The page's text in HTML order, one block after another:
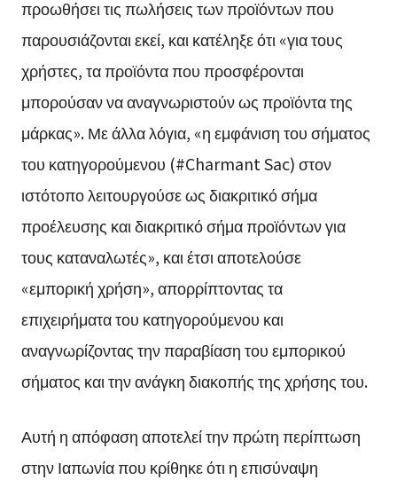
προωθήσει τις πωλήσεις των προϊόντων που
παρουσιάζονται εκεί, και κατέληξε ότι «για τους
χρήστες, τα προϊόντα που προσφέρονται
μπορούσαν να αναγνωριστούν ως προϊόντα της
μάρκας». Με άλλα λόγια, «η εμφάνιση του σήματος
του κατηγορούμενου (#Charmant Sac) στον
ιστότοπο λειτουργούσε ως διακριτικό σήμα
προέλευσης και διακριτικό σήμα προϊόντων για
τους καταναλωτές», και έτσι αποτελούσε
«εμπορική χρήση», απορρίπτοντας τα
επιχειρήματα του κατηγορούμενου και
αναγνωρίζοντας την παραβίαση του εμπορικού
σήματος και την ανάγκη διακοπής της χρήσης του.
Αυτή η απόφαση αποτελεί την πρώτη περίπτωση
στην Ιαπωνία που κρίθηκε ότι η επισύναψη